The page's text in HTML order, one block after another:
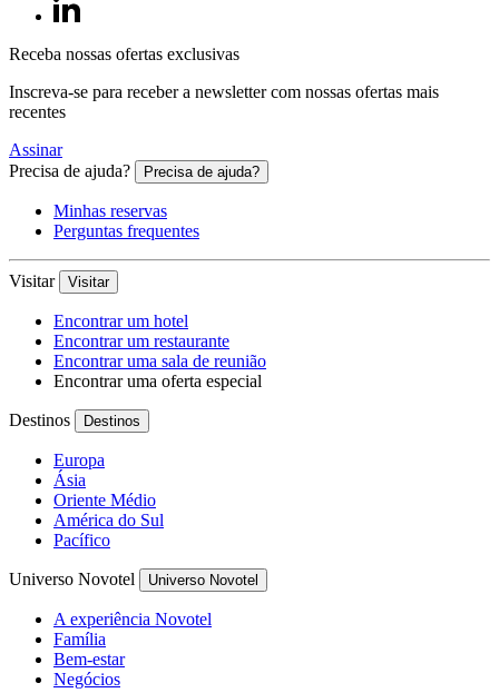
Receba nossas ofertas exclusivas
Inscreva-se para receber a newsletter com nossas ofertas mais
recentes
Assinar
Precisa de ajuda?
Precisa de ajuda?
Minhas reservas
Perguntas frequentes
Visitar Visitar
Encontrar um hotel
Encontrar um restaurante
Encontrar uma sala de reunião
Encontrar uma oferta especial
Destinos Destinos
Europa
Ásia
Oriente Médio
América do Sul
Pacífico
Universo Novotel Universo Novotel
A experiência Novotel
Família
Bem-estar
Negócios